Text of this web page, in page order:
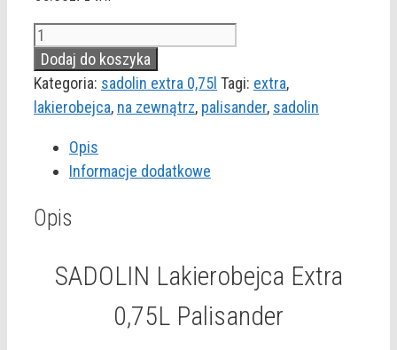
ilość
SADOLIN
Lakierobejca
Extra
Palisander
Dodaj do koszyka
Kategoria: sadolin extra 0,75l Tagi: extra,
lakierobejca, na zewnątrz, palisander, sadolin
Opis
Informacje dodatkowe
Opis
SADOLIN Lakierobejca Extra
0,75L Palisander